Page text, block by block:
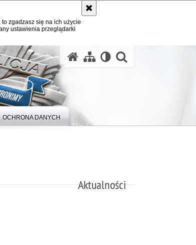
zgadzasz się na ich użycie
ustawienia przeglądarki
OCHRONA DANYCH
Aktualności